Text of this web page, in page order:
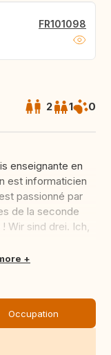
FR101098
2 1 0
enseignante en
est informaticien
passionné par
de la seconde
Wir sind drei. Ich,
Occupation